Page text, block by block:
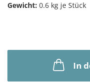
Gewicht: 0.6 kg je Stück
In